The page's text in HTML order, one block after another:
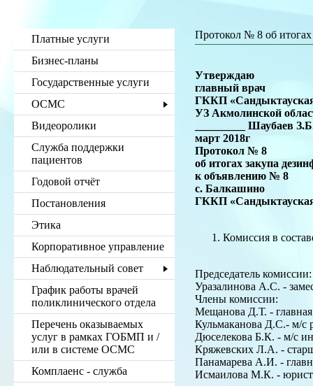
Платные услуги
Бизнес-планы
Государственные услуги
ОСМС
Видеоролики
Служба поддержки
пациентов
Годовой отчёт
Постановления
Этика
Корпоративное управление
Наблюдательный совет
График работы врачей
поликлинического отдела
Перечень оказываемых
услуг в рамках ГОБМП и /
или в системе ОСМС
Комплаенс - служба
Протокол № 8 об
Утверждаю
главный врач
ГККП
УЗ Акмолинской
_________ Шаубаев
март 2018г
Протокол № 8
об итогах закупа
к объявлению № 8
с. Балкашино
ГККП
Комиссия в
Председатель комиссии:
Уразалинова А.С. -
Члены комиссии:
Мещанова Д.Т. - главная
Кульмаканова Д.С.- м/с
Дюселекова Б.К. - м/с
Кряжевских Л.А. -
Панамарева А.И. -
Исмаилова М.К. - юрист